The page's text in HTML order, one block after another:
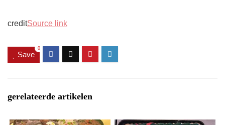
creditSource link
Save
0
gerelateerde artikelen